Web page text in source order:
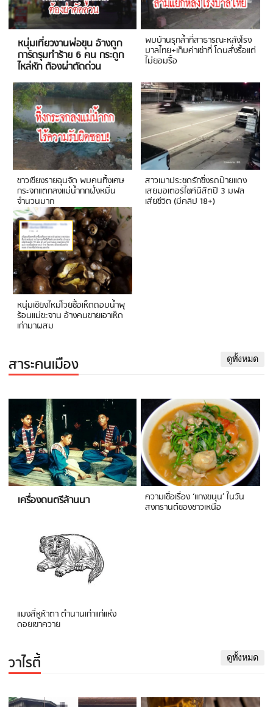
หนุ่มเที่ยวงานพ่อขุน อ้างถูก
การ์ดรุมทำร้าย 6 คน กระดูก
ไหล่หัก ต้องผ่าตัดด่วน
พบบ้านรุกล้ำที่สาธารณะหลังโรง
บาลไทย+เก็บค่าเช่าที่ โดนสั่งรื้อแต่
ไม่ยอมรื้อ
ชาวเชียงรายฉุนจัด พบคนทิ้งเศษ
กระจกแตกลงแม่น้ำกกฝั่งหมิ่น
จำนวนมาก
สาวเมาประชดรักซิ่งรถป้ายแดง
เสยมอเตอร์ไซค์นิสิตปี 3 มฟล
เสียชีวิต (มีคลิป 18+)
หนุ่มเชียงใหม่โวยซื้อเห็ดถอบน้ำพุ
ร้อนแม่ขะจาน อ้างคนขายเอาเห็ด
เก่ามาผสม
สาระคนเมือง ดูทั้งหมด
เครื่องดนตรีล้านนา ความเชื่อเรื่อง ‘แกงขนุน’ ในวัน
สงกรานต์ของชาวเหนือ
แมงสี่หูห้าตา ตำนานเก่าแก่แห่ง
ดอยเขาควาย
วาไรตี้ ดูทั้งหมด